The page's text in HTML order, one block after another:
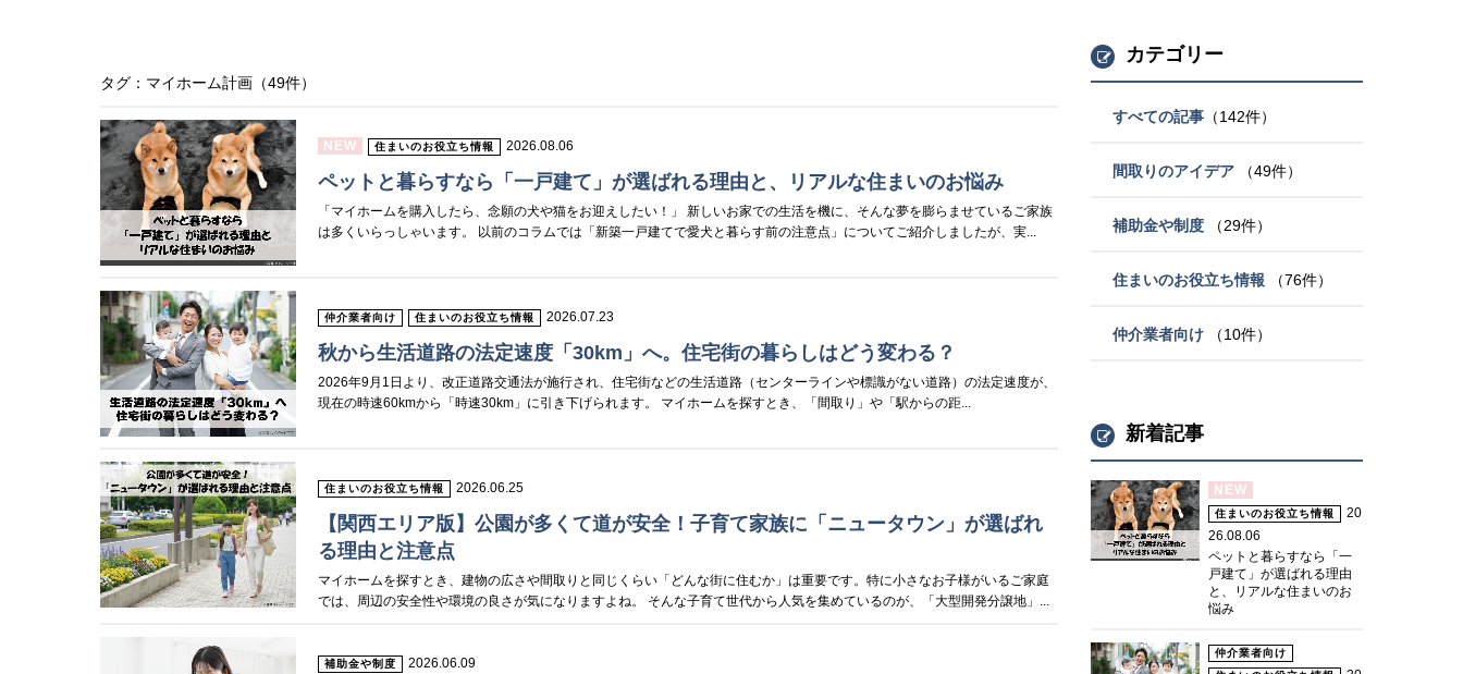
タグ：マイホーム計画（49件）
NEW 住まいのお役立ち情報 2026.08.06
ペットと暮らすなら「一戸建て」が選ばれる理由と、リアルな住まいのお悩み
「マイホームを購入したら、念願の犬や猫をお迎えしたい！」 新しいお家での生活を機に、そんな夢を膨らませているご家族
は多くいらっしゃいます。 以前のコラムでは「新築一戸建てで愛犬と暮らす前の注意点」についてご紹介しましたが、実...
仲介業者向け 住まいのお役立ち情報 2026.07.23
秋から生活道路の法定速度「30km」へ。住宅街の暮らしはどう変わる？
2026年9月1日より、改正道路交通法が施行され、住宅街などの生活道路（センターラインや標識がない道路）の法定速度が、
現在の時速60kmから「時速30km」に引き下げられます。 マイホームを探すとき、「間取り」や「駅からの距...
住まいのお役立ち情報 2026.06.25
【関西エリア版】公園が多くて道が安全！子育て家族に「ニュータウン」が選ばれ
る理由と注意点
マイホームを探すとき、建物の広さや間取りと同じくらい「どんな街に住むか」は重要です。特に小さなお子様がいるご家庭
では、周辺の安全性や環境の良さが気になりますよね。 そんな子育て世代から人気を集めているのが、「大型開発分譲地」...
補助金や制度 2026.06.09
カテゴリー
すべての記事 （142件）
間取りのアイデア （49件）
補助金や制度 （29件）
住まいのお役立ち情報 （76件）
仲介業者向け （10件）
新着記事
NEW
住まいのお役立ち情報
20
26.08.06
ペットと暮らすなら「一
戸建て」が選ばれる理由
と、リアルな住まいのお
悩み
仲介業者向け